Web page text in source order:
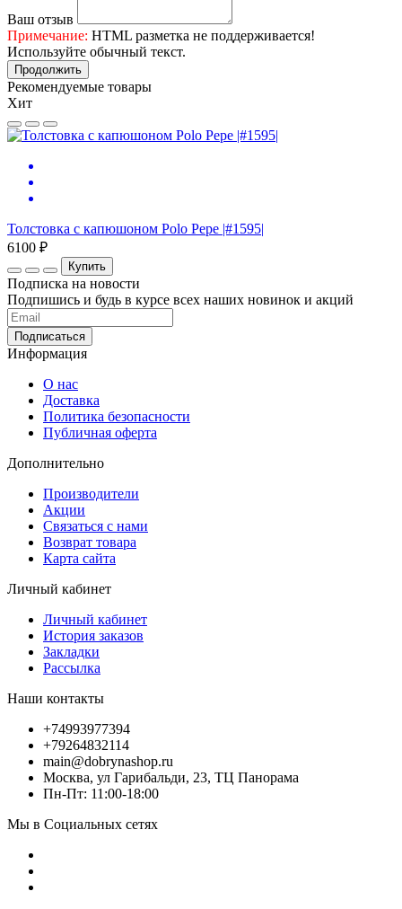
Ваш отзыв
Примечание: HTML разметка не поддерживается!
Используйте обычный текст.
Продолжить
Рекомендуемые товары
Хит
Толстовка с капюшоном Polo Pepe |#1595|
6100 ₽
Купить
Подписка на новости
Подпишись и будь в курсе всех наших новинок и акций
Информация
О нас
Доставка
Политика безопасности
Публичная оферта
Дополнительно
Производители
Акции
Связаться с нами
Возврат товара
Карта сайта
Личный кабинет
Личный кабинет
История заказов
Закладки
Рассылка
Наши контакты
+74993977394
+79264832114
main@dobrynashop.ru
Москва, ул Гарибальди, 23, ТЦ Панорама
Пн-Пт: 11:00-18:00
Мы в Социальных сетях